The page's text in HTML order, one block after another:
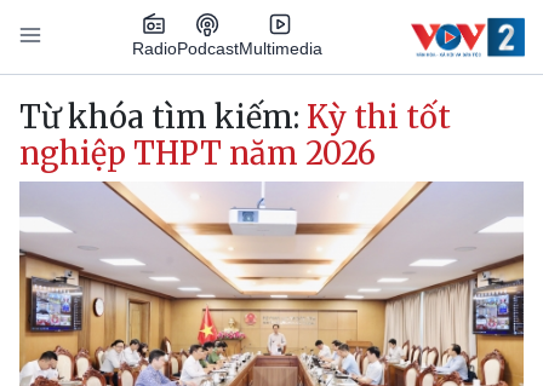
Nhảy đến nội dung
RadioPodcastMultimedia
Main navigation
Từ khóa tìm kiếm: Kỳ thi tốt
nghiệp THPT năm 2026